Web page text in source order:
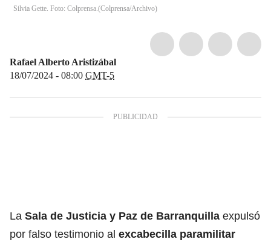
Silvia Gette. Foto: Colprensa.(Colprensa/Archivo)
Rafael Alberto Aristizábal
18/07/2024 - 08:00 GMT-5
La Sala de Justicia y Paz de Barranquilla expulsó
por falso testimonio al excabecilla paramilitar